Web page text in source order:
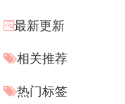
最新更新
相关推荐
热门标签